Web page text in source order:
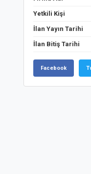
Yetkili Kişi
İlan Yayın Tarihi
İlan Bitiş Tarihi
Facebook